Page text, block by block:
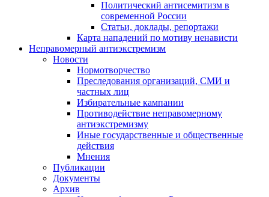
Политический антисемитизм в
современной России
Статьи, доклады, репортажи
Карта нападений по мотиву ненависти
Неправомерный антиэкстремизм
Новости
Нормотворчество
Преследования организаций, СМИ и
частных лиц
Избирательные кампании
Противодействие неправомерному
антиэкстремизму
Иные государственные и общественные
действия
Мнения
Публикации
Документы
Архив